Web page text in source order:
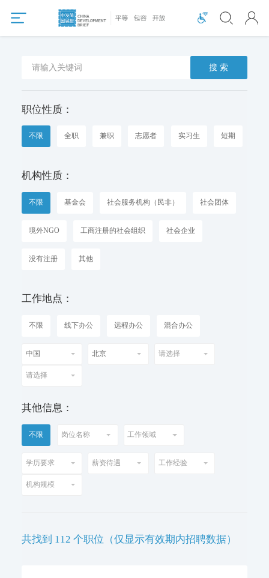
搜 索
职位性质：
不限 全职 兼职 志愿者 实习生 短期
机构性质：
不限 基金会 社会服务机构（民非） 社会团体
境外NGO 工商注册的社会组织 社会企业
没有注册 其他
工作地点：
不限 线下办公 远程办公 混合办公
其他信息：
不限
共找到 112 个职位（仅显示有效期内招聘数据）